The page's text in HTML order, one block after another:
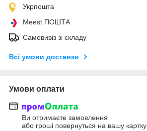
Укрпошта
Meest ПОШТА
Самовивіз зі складу
Всі умови доставки
Умови оплати
Ви отримаєте замовлення
або гроші повернуться на вашу картку